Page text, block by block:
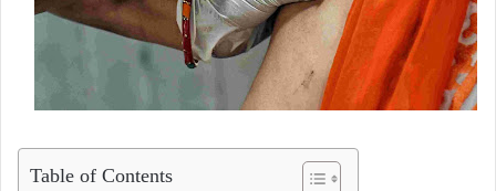
Table of Contents